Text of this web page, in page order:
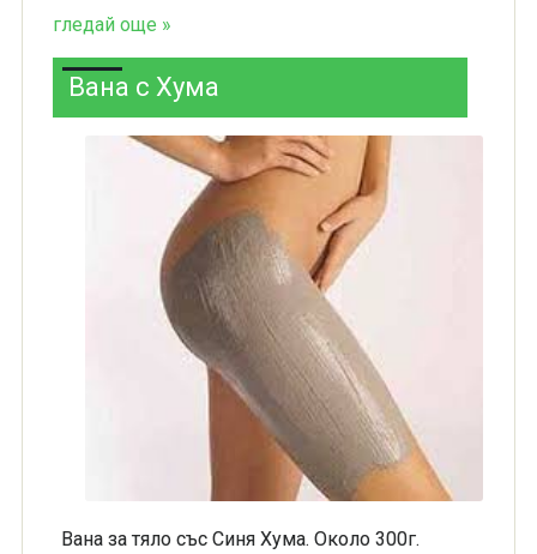
гледай още »
Вана с Хума
Вана за тяло със Синя Хума. Около 300г.